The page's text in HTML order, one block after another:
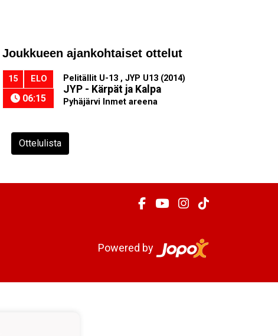
Joukkueen ajankohtaiset ottelut
15 ELO
06:15
Pelitällit U-13 , JYP U13 (2014)
JYP - Kärpät ja Kalpa
Pyhäjärvi Inmet areena
Ottelulista
Powered by